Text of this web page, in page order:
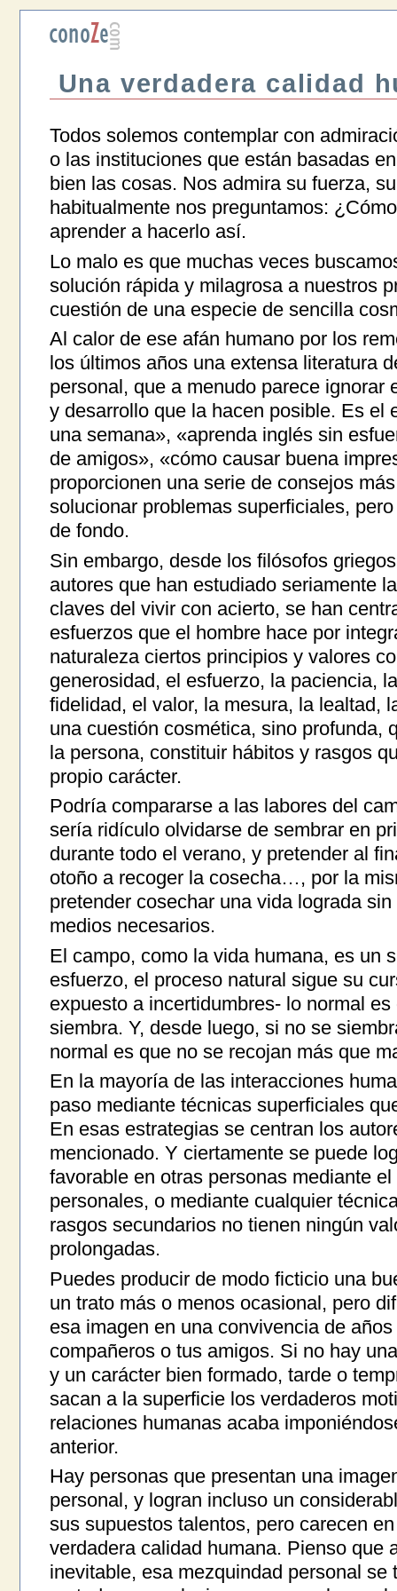
Una verdadera calidad
Todos solemos contemplar con
o las instituciones que están basadas
bien las cosas. Nos admira su fuerza,
habitualmente nos preguntamos:
aprender a hacerlo así.
Lo malo es que muchas veces
solución rápida y milagrosa a nuestros
cuestión de una especie de sencilla
Al calor de ese afán humano por los
los últimos años una extensa literatura
personal, que a menudo parece ignorar
y desarrollo que la hacen posible. Es el
una semana», «aprenda inglés sin
de amigos», «cómo causar buena
proporcionen una serie de consejos
solucionar problemas superficiales,
de fondo.
Sin embargo, desde los filósofos
autores que han estudiado seriamente
claves del vivir con acierto, se han
esfuerzos que el hombre hace por
naturaleza ciertos principios y valores
generosidad, el esfuerzo, la paciencia,
fidelidad, el valor, la mesura, la lealtad,
una cuestión cosmética, sino profunda,
la persona, constituir hábitos y rasgos
propio carácter.
Podría compararse a las labores del
sería ridículo olvidarse de sembrar en
durante todo el verano, y pretender al
otoño a recoger la cosecha…, por la
pretender cosechar una vida lograda
medios necesarios.
El campo, como la vida humana, es un
esfuerzo, el proceso natural sigue su
expuesto a incertidumbres- lo normal
siembra. Y, desde luego, si no se
normal es que no se recojan más que
En la mayoría de las interacciones
paso mediante técnicas superficiales
En esas estrategias se centran los
mencionado. Y ciertamente se puede
favorable en otras personas mediante
personales, o mediante cualquier
rasgos secundarios no tienen ningún
prolongadas.
Puedes producir de modo ficticio una
un trato más o menos ocasional, pero
esa imagen en una convivencia de
compañeros o tus amigos. Si no hay
y un carácter bien formado, tarde o
sacan a la superficie los verdaderos
relaciones humanas acaba
anterior.
Hay personas que presentan una
personal, y logran incluso un
sus supuestos talentos, pero carecen
verdadera calidad humana. Pienso que
inevitable, esa mezquindad personal